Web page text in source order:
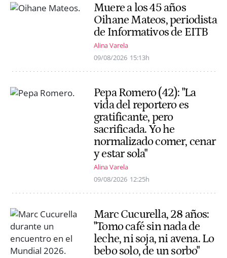
Muere a los 45 años
Oihane Mateos, periodista
de Informativos de EITB
Alina Varela
09/08/2026 15:13h
Pepa Romero (42): "La
vida del reportero es
gratificante, pero
sacrificada. Yo he
normalizado comer, cenar
y estar sola"
Alina Varela
09/08/2026 12:25h
Marc Cucurella, 28 años:
"Tomo café sin nada de
leche, ni soja, ni avena. Lo
bebo solo, de un sorbo"